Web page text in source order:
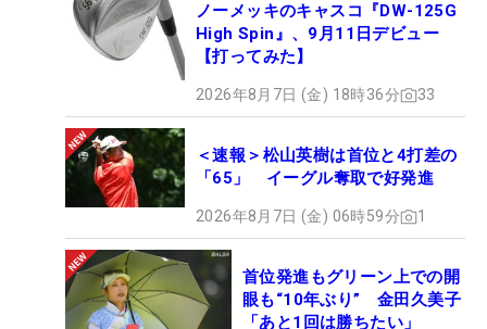
ノーメッキのキャスコ『DW-125G
High Spin』、9月11日デビュー
【打ってみた】
2026年8月7日 (金) 18時36分 33
＜速報＞松山英樹は首位と4打差の
「65」 イーグル奪取で好発進
2026年8月7日 (金) 06時59分 1
首位発進もグリーン上での開
眼も“10年ぶり” 金田久美子
「あと1回は勝ちたい」